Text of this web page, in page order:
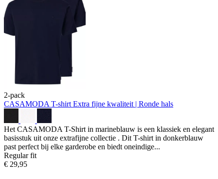
2-pack
CASAMODA T-shirt Extra fijne kwaliteit | Ronde hals
Het CASAMODA T-Shirt in marineblauw is een klassiek en elegant
basisstuk uit onze extrafijne collectie . Dit T-shirt in donkerblauw
past perfect bij elke garderobe en biedt oneindige...
Regular fit
€ 29,95